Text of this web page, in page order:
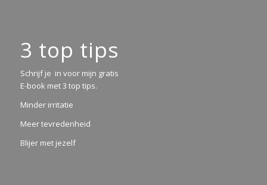
3 top tips
Schrijf je in voor mijn gratis
E-book met 3 top tips.
Minder irritatie
Meer tevredenheid
Blijer met jezelf